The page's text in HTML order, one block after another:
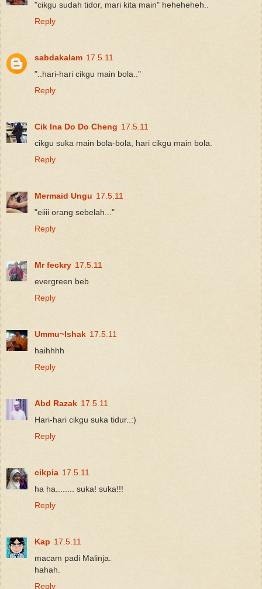
"cikgu sudah tidor, mari kita main" heheheheh..
Reply
sabdakalam 17.5.11
"..hari-hari cikgu main bola.."
Reply
Cik Ina Do Do Cheng 17.5.11
cikgu suka main bola-bola, hari cikgu main bola.
Reply
Mermaid Ungu 17.5.11
"eiiii orang sebelah..."
Reply
Mr feckry 17.5.11
evergreen beb
Reply
Ummu~Ishak 17.5.11
haihhhh
Reply
Abd Razak 17.5.11
Hari-hari cikgu suka tidur..:)
Reply
cikpia 17.5.11
ha ha........ suka! suka!!!
Reply
Kap 17.5.11
macam padi Malinja.
hahah.
Reply